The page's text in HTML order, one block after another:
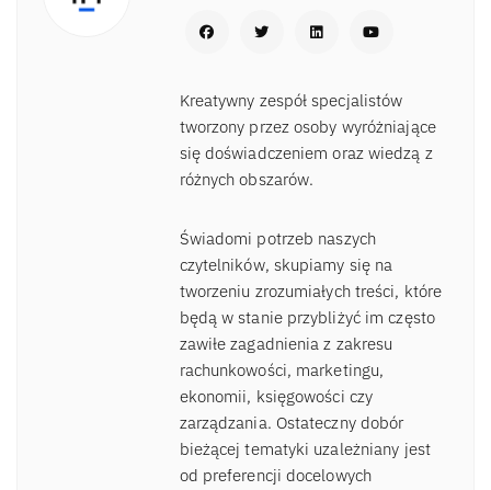
Kreatywny zespół specjalistów
tworzony przez osoby wyróżniające
się doświadczeniem oraz wiedzą z
różnych obszarów.
Świadomi potrzeb naszych
czytelników, skupiamy się na
tworzeniu zrozumiałych treści, które
będą w stanie przybliżyć im często
zawiłe zagadnienia z zakresu
rachunkowości, marketingu,
ekonomii, księgowości czy
zarządzania. Ostateczny dobór
bieżącej tematyki uzależniany jest
od preferencji docelowych